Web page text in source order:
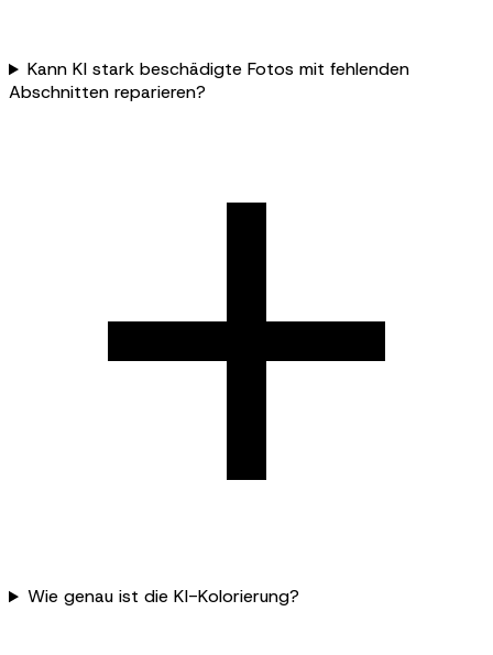
Kann KI stark beschädigte Fotos mit fehlenden
Abschnitten reparieren?
Wie genau ist die KI-Kolorierung?